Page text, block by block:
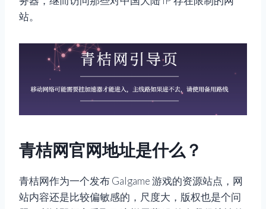
站。
青桔网官网地址是什么？
青桔网作为一个发布 Galgame 游戏的资源站点，网
站内容还是比较偏敏感的，尺度大，版权也是个问